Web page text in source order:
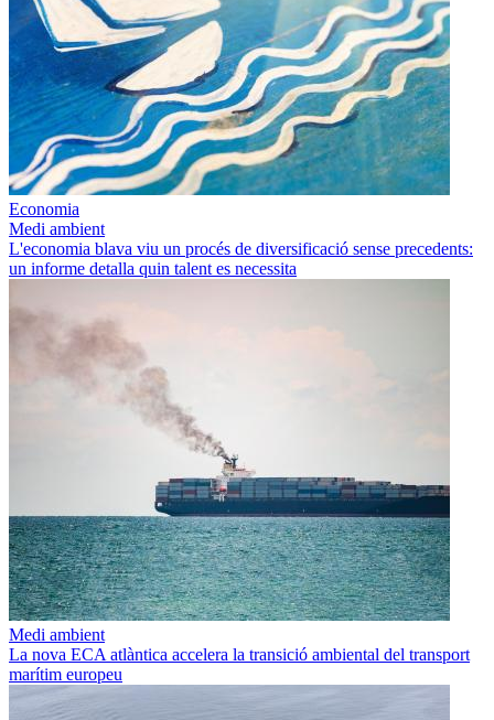
Economia
Medi ambient
L'economia blava viu un procés de diversificació sense precedents:
un informe detalla quin talent es necessita
Medi ambient
La nova ECA atlàntica accelera la transició ambiental del transport
marítim europeu